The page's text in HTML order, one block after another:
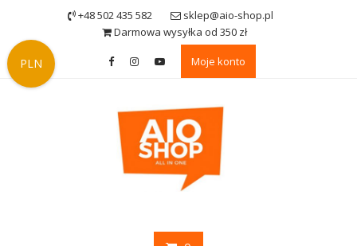
content
+48 502 435 582
sklep@aio-shop.pl
Darmowa wysyłka od 350 zł
Moje konto
PLN